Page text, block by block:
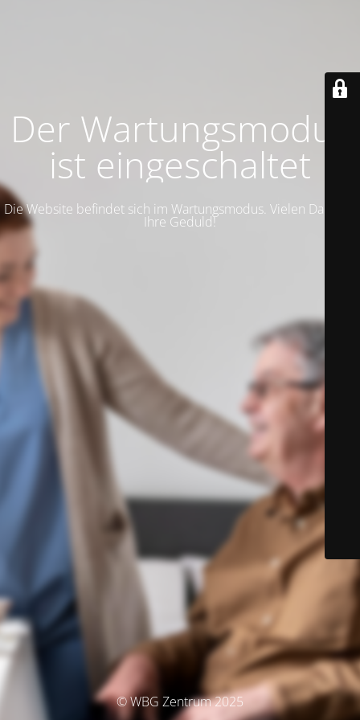
Der Wartungsmodus
ist eingeschaltet
Die Website befindet sich im Wartungsmodus. Vielen Dank für
Ihre Geduld!
© WBG Zentrum 2025